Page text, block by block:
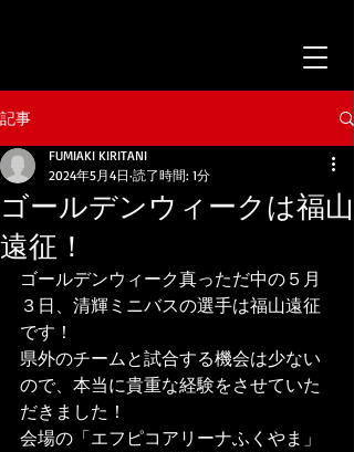
記事
ゴールデンウィークは福山
遠征！
FUMIAKI KIRITANI
2024年5月4日 読了時間: 1分
ゴールデンウィーク真っただ中の５月
３日、清輝ミニバスの選手は福山遠征
です！
県外のチームと試合する機会は少ない
ので、本当に貴重な経験をさせていた
だきました！
会場の「エフピコアリーナふくやま」